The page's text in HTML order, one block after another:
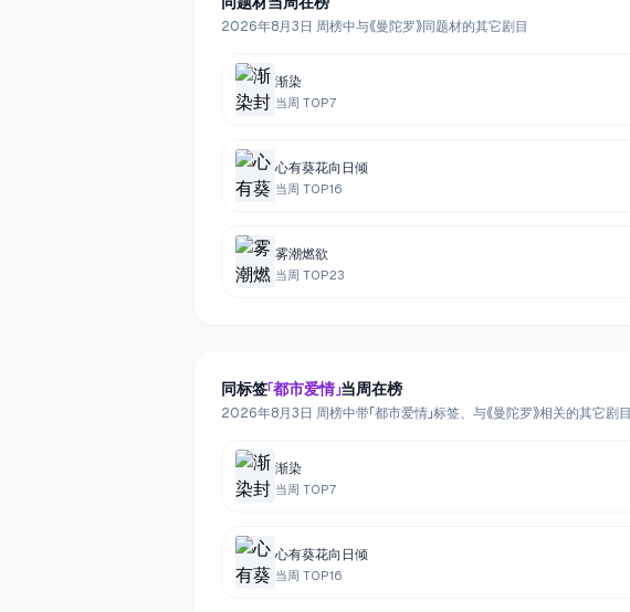
2026年8月3日 周榜中与《曼陀罗》同题材的其它剧目
渐染
当周 TOP7
心有葵花向日倾
当周 TOP16
雾潮燃欲
当周 TOP23
同标签「都市爱情」当周在榜
2026年8月3日 周榜中带「都市爱情」标签、与《曼陀罗》相关的其它剧目
渐染
当周 TOP7
心有葵花向日倾
当周 TOP16